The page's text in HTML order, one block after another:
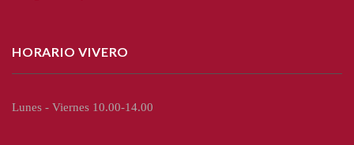
HORARIO VIVERO
Lunes - Viernes 10.00-14.00